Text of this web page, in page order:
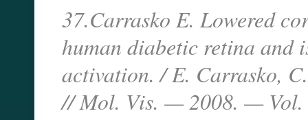
37.Carrasko E. Lowered
human diabetic retina and
activation. / E. Carrasko,
// Mol. Vis. — 2008. — Vol.